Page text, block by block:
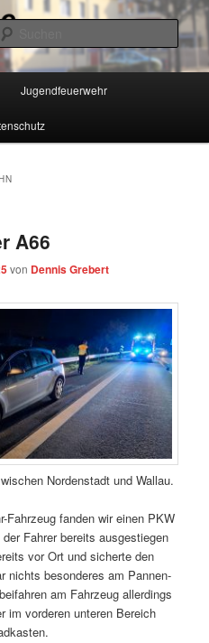
Wiesbaden-
Jugendfeuerwehr
A66
von Dennis Grebert
Nordenstadt und Wallau.
Fahrzeug fanden wir einen PKW
Fahrer bereits ausgestiegen
vor Ort und sicherte den
nichts besonderes am Pannen-
am Fahrzeug allerdings
im vorderen unteren Bereich